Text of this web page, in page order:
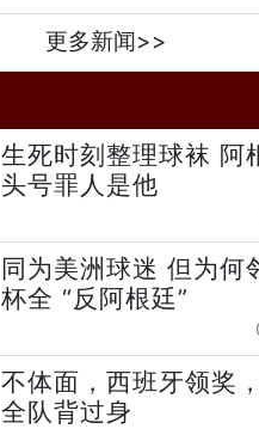
更多新闻>>
生死时刻整理球袜 阿
头号罪人是他
同为美洲球迷 但为何
杯全 “反阿根廷”
不体面，西班牙领奖
全队背过身